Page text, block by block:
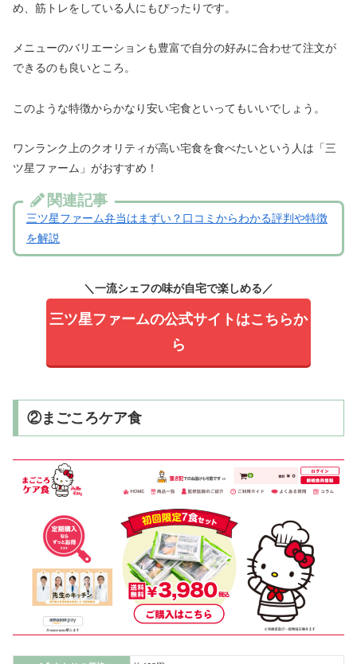
め、筋トレをしている人にもぴったりです。
メニューのバリエーションも豊富で自分の好みに合わせて注文が
できるのも良いところ。
このような特徴からかなり安い宅食といってもいいでしょう。
ワンランク上のクオリティが高い宅食を食べたいという人は「三
ツ星ファーム」がおすすめ！
関連記事
三ツ星ファーム弁当はまずい？口コミからわかる評判や特徴
を解説
＼一流シェフの味が自宅で楽しめる／
三ツ星ファームの公式サイトはこちらか
ら
②まごころケア食